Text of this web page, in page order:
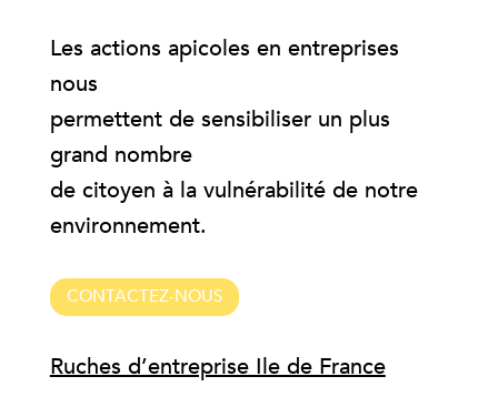
Les actions apicoles en entreprises
nous
permettent de sensibiliser un plus
grand nombre
de citoyen à la vulnérabilité de notre
environnement.
CONTACTEZ-NOUS
Ruches d’entreprise Ile de France